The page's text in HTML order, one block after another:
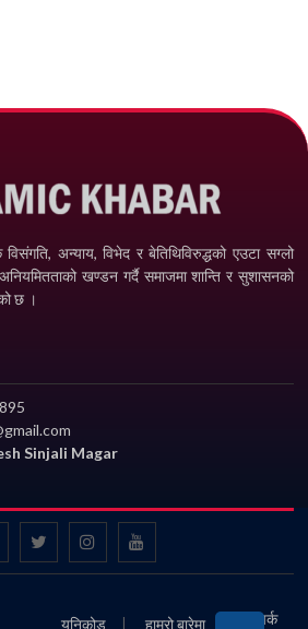
अन्याय, विभेद­ र बेतिथिविरुद्धको एउटा सग्लो
खण्डन गर्दै समाजमा शान्ति र सुशासनको
छ ।
Sinjali Magar
युनिकोड हाम्रो बारेमा सम्पर्क